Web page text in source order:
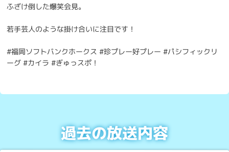
ふざけ倒した爆笑会見。
若手芸人のような掛け合いに注目です！
#福岡ソフトバンクホークス #珍プレー好プレー #パシフィックリ
ーグ #カイラ #ぎゅっスポ！
過去の放送内容